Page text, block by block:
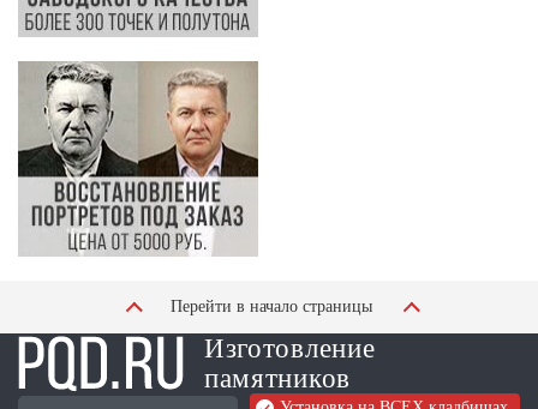
Перейти в начало страницы
Изготовление
памятников